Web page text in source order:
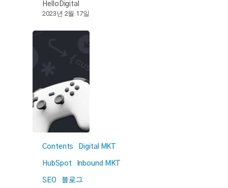
HelloDigital
2023년 2월 17일
Contents Digital MKT
HubSpot Inbound MKT
SEO 블로그